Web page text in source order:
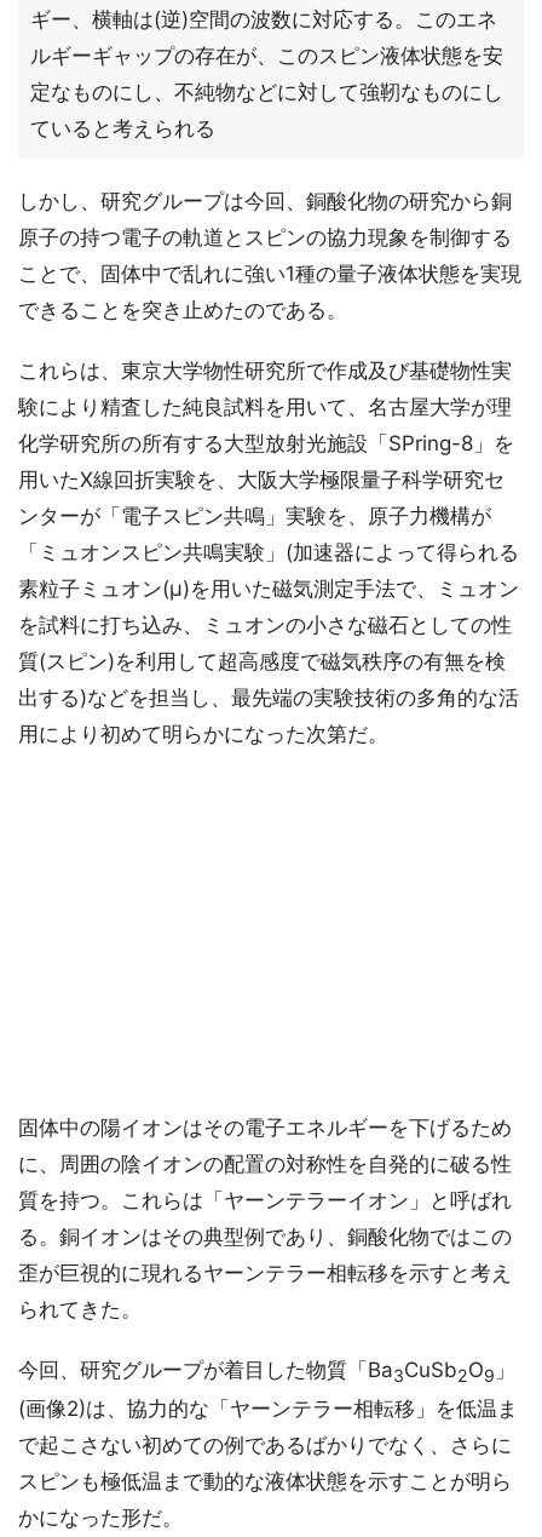
ギー、横軸は(逆)空間の波数に対応する。このエネ
ルギーギャップの存在が、このスピン液体状態を安
定なものにし、不純物などに対して強靭なものにし
ていると考えられる
しかし、研究グループは今回、銅酸化物の研究から銅
原子の持つ電子の軌道とスピンの協力現象を制御する
ことで、固体中で乱れに強い1種の量子液体状態を実現
できることを突き止めたのである。
これらは、東京大学物性研究所で作成及び基礎物性実
験により精査した純良試料を用いて、名古屋大学が理
化学研究所の所有する大型放射光施設「SPring-8」を
用いたX線回折実験を、大阪大学極限量子科学研究セ
ンターが「電子スピン共鳴」実験を、原子力機構が
「ミュオンスピン共鳴実験」(加速器によって得られる
素粒子ミュオン(μ)を用いた磁気測定手法で、ミュオン
を試料に打ち込み、ミュオンの小さな磁石としての性
質(スピン)を利用して超高感度で磁気秩序の有無を検
出する)などを担当し、最先端の実験技術の多角的な活
用により初めて明らかになった次第だ。
固体中の陽イオンはその電子エネルギーを下げるため
に、周囲の陰イオンの配置の対称性を自発的に破る性
質を持つ。これらは「ヤーンテラーイオン」と呼ばれ
る。銅イオンはその典型例であり、銅酸化物ではこの
歪が巨視的に現れるヤーンテラー相転移を示すと考え
られてきた。
今回、研究グループが着目した物質「Ba3CuSb2O9 」
(画像2)は、協力的な「ヤーンテラー相転移」を低温ま
で起こさない初めての例であるばかりでなく、さらに
スピンも極低温まで動的な液体状態を示すことが明ら
かになった形だ。